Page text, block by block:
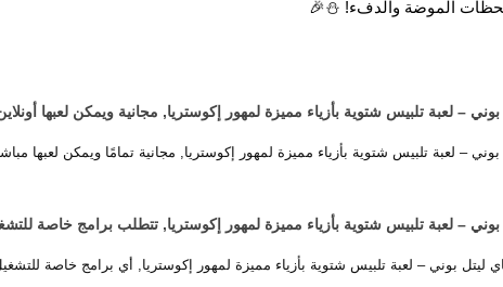
الموضة والدفء! ⛄🎉
3 ماي ليتل بوني – لعبة تلبيس شتوية بأزياء مميزة لمهور إكوستريا, مجانية تمامًا
لا تتطلب موضة الشتاء 3 ماي ليتل بوني – لعبة تلبيس شتوية بأزياء مميزة لمهور إكوستريا, أي